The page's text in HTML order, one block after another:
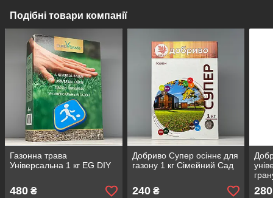
Подібні товари компанії
Газонна трава
Універсальна 1 кг EG DIY
480 ₴
Добриво Супер осіннє для
газону 1 кг Сімейний Сад
240₴ 280